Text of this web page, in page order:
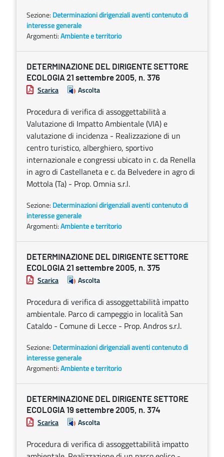
Sezione: Determinazioni dirigenziali aventi contenuto di
interesse generale
Argomenti:Ambiente e territorio
DETERMINAZIONE DEL DIRIGENTE SETTORE
ECOLOGIA 21 settembre 2005, n. 376
Scarica Ascolta
Procedura di verifica di assoggettabilità a
Valutazione di Impatto Ambientale (VIA) e
valutazione di incidenza - Realizzazione di un
centro turistico, alberghiero, sportivo
internazionale e congressi ubicato in c. da Renella
in agro di Castellaneta e c. da Belvedere in agro di
Mottola (Ta) - Prop. Omnia s.r.l.
Sezione: Determinazioni dirigenziali aventi contenuto di
interesse generale
Argomenti:Ambiente e territorio
DETERMINAZIONE DEL DIRIGENTE SETTORE
ECOLOGIA 21 settembre 2005, n. 375
Scarica Ascolta
Procedura di verifica di assoggettabilità impatto
ambientale. Parco di campeggio in località San
Cataldo - Comune di Lecce - Prop. Andros s.r.l.
Sezione: Determinazioni dirigenziali aventi contenuto di
interesse generale
Argomenti:Ambiente e territorio
DETERMINAZIONE DEL DIRIGENTE SETTORE
ECOLOGIA 19 settembre 2005, n. 374
Scarica Ascolta
Procedura di verifica di assoggettabilità impatto